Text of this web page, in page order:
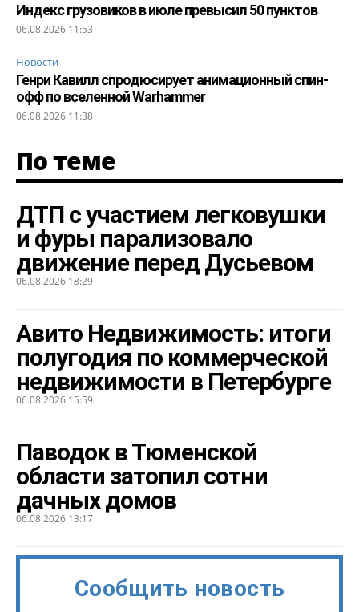
Индекс грузовиков в июле превысил 50 пунктов
06.08.2026 11:53
Новости
Генри Кавилл спродюсирует анимационный спин-
офф по вселенной Warhammer
06.08.2026 11:38
По теме
ДТП с участием легковушки
и фуры парализовало
движение перед Дусьевом
06.08.2026 18:29
Авито Недвижимость: итоги
полугодия по коммерческой
недвижимости в Петербурге
06.08.2026 15:59
Паводок в Тюменской
области затопил сотни
дачных домов
06.08.2026 13:17
Сообщить новость